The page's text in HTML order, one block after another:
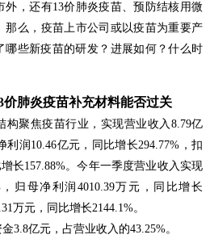
外，还有13价肺炎疫苗、预防结核用微
那么，疫苗上市公司或以疫苗为重要产
哪些新疫苗的研发？进展如何？什么时
价肺炎疫苗补充材料能否过关
构聚焦疫苗行业，实现营业收入 8.79亿
利润 10.46亿元，同比增长294.77% ，扣
长157.88%。今年一季度营业收入实现
，归母净利润 4010.39万元，同比增长
万元，同比增长2144.1%。
3.8亿元，占营业收入的43.25%。